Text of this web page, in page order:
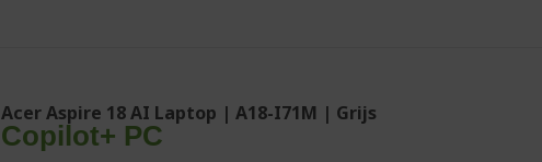
Acer Aspire 18 AI Laptop | A18-I71M | Grijs
Copilot+ PC